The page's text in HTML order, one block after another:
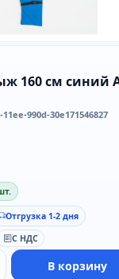
160 см синий
990d-30e171546827
Отгрузка 1-2 дня
С НДС
В корзину